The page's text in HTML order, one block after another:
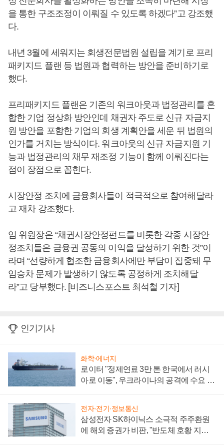
을 통한 구조조정이 이뤄질 수 있도록 하겠다”고 강조했
다.
내년 3월에 세워지는 회생전문법원 설립을 계기로 프리
패키지드 플랜 등 법원과 협력하는 방안을 준비하기로
했다.
프리패키지드 플랜은 기존의 워크아웃과 법정관리를 혼
합한 기업 정상화 방안인데 채권자 주도로 신규 자금지
원 방안을 포함한 기업의 회생 계획안을 세운 뒤 법원의
인가를 거치는 방식이다. 워크아웃의 신규 자금지원 기
능과 법정관리의 채무 재조정 기능이 함께 이뤄진다는
점이 장점으로 꼽힌다.
시장안정 조치에 금융회사들이 적극적으로 참여해달라
고 재차 강조했다.
임 위원장은 “채권시장안정펀드를 비롯한 각종 시장안
정조치들은 금융권 공동의 이익을 달성하기 위한 것”이
라며 “선량하게 협조한 금융회사에만 부담이 집중돼 무
임승차 문제가 발생하기 않도록 공정하게 조치해달
라”고 당부했다. [비즈니스포스트 최석철 기자]
인기기사
화학·에너지
로이터 "정제연료 3만 톤 한국에서 러시
아로 이동", 우크라이나의 공격에 수요 늘
전자·전기·정보통신
삼성전자 SK하이닉스 소극적 주주환원
에 해외 증권가 비판, "반도체 호황 지속